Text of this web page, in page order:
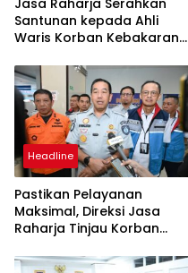
Santunan kepada Ahli
Waris Korban Kebakaran
Headline
Pastikan Pelayanan
Maksimal, Direksi Jasa
Raharja Tinjau Korban
Sentosa II